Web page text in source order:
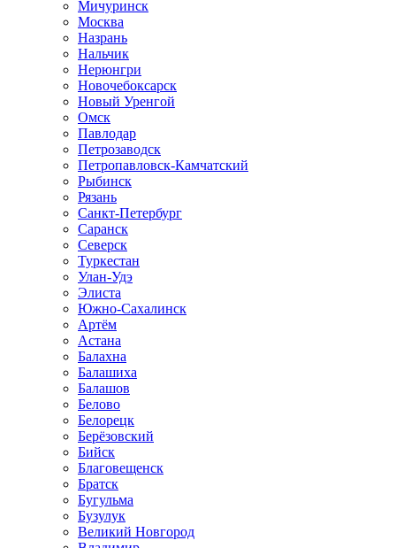
Мичуринск
Москва
Назрань
Нальчик
Нерюнгри
Новочебоксарск
Новый Уренгой
Омск
Павлодар
Петрозаводск
Петропавловск-Камчатский
Рыбинск
Рязань
Санкт-Петербург
Саранск
Северск
Туркестан
Улан-Удэ
Элиста
Южно-Сахалинск
Артём
Астана
Балахна
Балашиха
Балашов
Белово
Белорецк
Берёзовский
Бийск
Благовещенск
Братск
Бугульма
Бузулук
Великий Новгород